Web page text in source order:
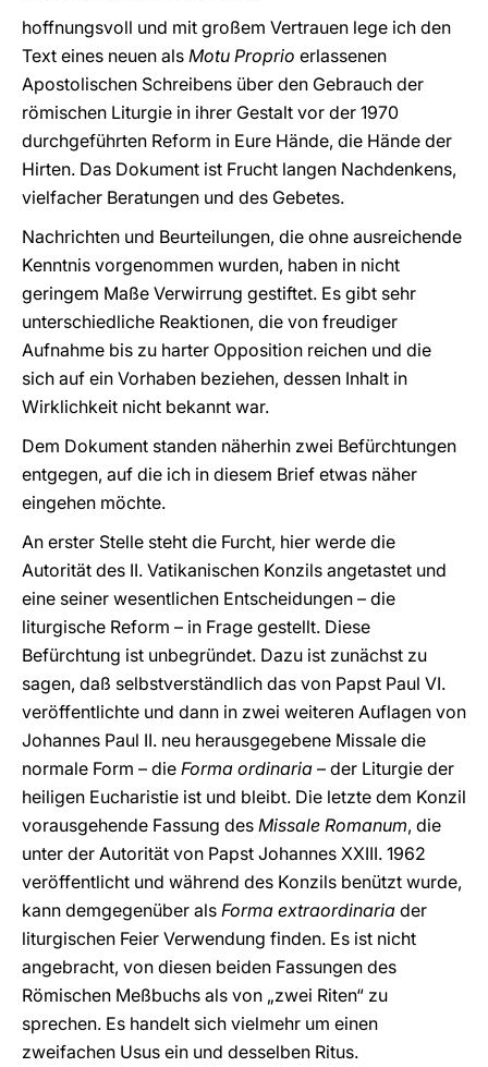
hoffnungsvoll und mit großem Vertrauen lege ich den
Text eines neuen als Motu Proprio erlassenen
Apostolischen Schreibens über den Gebrauch der
römischen Liturgie in ihrer Gestalt vor der 1970
durchgeführten Reform in Eure Hände, die Hände der
Hirten. Das Dokument ist Frucht langen Nachdenkens,
vielfacher Beratungen und des Gebetes.
Nachrichten und Beurteilungen, die ohne ausreichende
Kenntnis vorgenommen wurden, haben in nicht
geringem Maße Verwirrung gestiftet. Es gibt sehr
unterschiedliche Reaktionen, die von freudiger
Aufnahme bis zu harter Opposition reichen und die
sich auf ein Vorhaben beziehen, dessen Inhalt in
Wirklichkeit nicht bekannt war.
Dem Dokument standen näherhin zwei Befürchtungen
entgegen, auf die ich in diesem Brief etwas näher
eingehen möchte.
An erster Stelle steht die Furcht, hier werde die
Autorität des II. Vatikanischen Konzils angetastet und
eine seiner wesentlichen Entscheidungen – die
liturgische Reform – in Frage gestellt. Diese
Befürchtung ist unbegründet. Dazu ist zunächst zu
sagen, daß selbstverständlich das von Papst Paul VI.
veröffentlichte und dann in zwei weiteren Auflagen von
Johannes Paul II. neu herausgegebene Missale die
normale Form – die Forma ordinaria – der Liturgie der
heiligen Eucharistie ist und bleibt. Die letzte dem Konzil
vorausgehende Fassung des Missale Romanum, die
unter der Autorität von Papst Johannes XXIII. 1962
veröffentlicht und während des Konzils benützt wurde,
kann demgegenüber als Forma extraordinaria der
liturgischen Feier Verwendung finden. Es ist nicht
angebracht, von diesen beiden Fassungen des
Römischen Meßbuchs als von „zwei Riten“ zu
sprechen. Es handelt sich vielmehr um einen
zweifachen Usus ein und desselben Ritus.